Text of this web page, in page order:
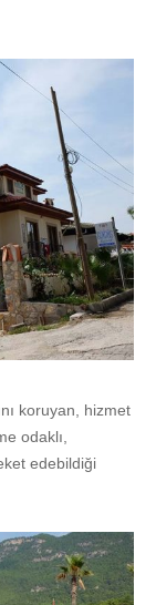
koruyan, hizmet
odaklı,
edebildiği